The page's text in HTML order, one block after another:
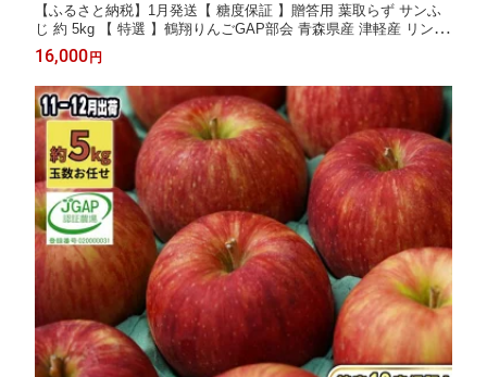
【ふるさと納税】1月発送【 糖度保証 】贈答用 葉取らず サンふ
じ 約 5kg 【 特選 】鶴翔りんごGAP部会 青森県産 津軽産 リンゴ
林檎 果物 JGAP認証 安心 丸かじり 甘い 高糖度 ギフト お届
け：2027年1月10日～2027年1月25日
16,000円